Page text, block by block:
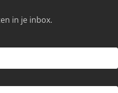
in je inbox.